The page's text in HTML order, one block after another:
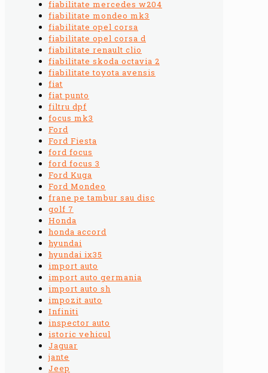
fiabilitate mercedes w204
fiabilitate mondeo mk3
fiabilitate opel corsa
fiabilitate opel corsa d
fiabilitate renault clio
fiabilitate skoda octavia 2
fiabilitate toyota avensis
fiat
fiat punto
filtru dpf
focus mk3
Ford
Ford Fiesta
ford focus
ford focus 3
Ford Kuga
Ford Mondeo
frane pe tambur sau disc
golf 7
Honda
honda accord
hyundai
hyundai ix35
import auto
import auto germania
import auto sh
impozit auto
Infiniti
inspector auto
istoric vehicul
Jaguar
jante
Jeep